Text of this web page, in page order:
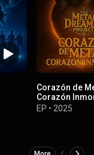
Corazón de
Corazón
EP • 2025